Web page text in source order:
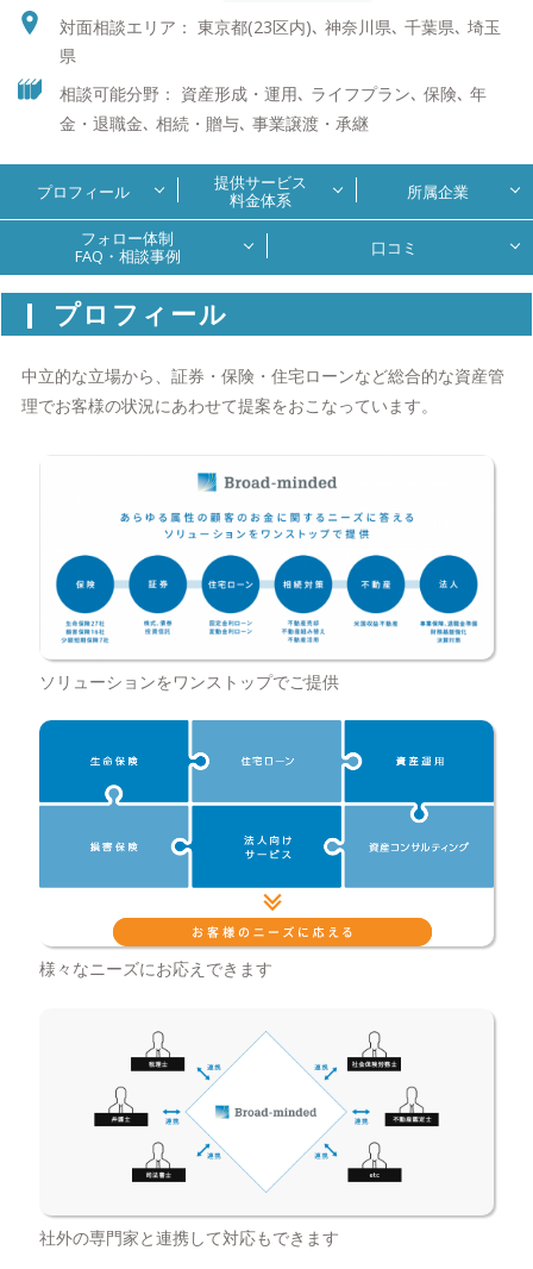
対面相談エリア： 東京都(23区内)､ 神奈川県､ 千葉県､ 埼玉
県
相談可能分野： 資産形成・運用､ ライフプラン､ 保険､ 年
金・退職金､ 相続・贈与､ 事業譲渡・承継
プロフィール
提供サービス
料金体系
所属企業
フォロー体制
FAQ・相談事例
口コミ
プロフィール
中立的な立場から、証券・保険・住宅ローンなど総合的な資産管
理でお客様の状況にあわせて提案をおこなっています。
ソリューションをワンストップでご提供
様々なニーズにお応えできます
社外の専門家と連携して対応もできます